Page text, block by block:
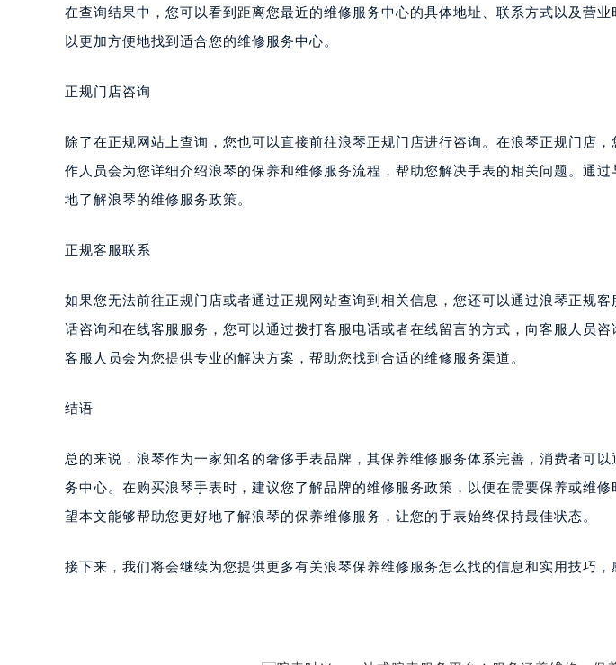
在查询结果中，您可以看到距离您最近的维修服务中心的具体地址、联系方式以及营
以更加方便地找到适合您的维修服务中心。
正规门店咨询
除了在正规网站上查询，您也可以直接前往浪琴正规门店进行咨询。在浪琴正规门店
作人员会为您详细介绍浪琴的保养和维修服务流程，帮助您解决手表的相关问题。通
地了解浪琴的维修服务政策。
正规客服联系
如果您无法前往正规门店或者通过正规网站查询到相关信息，您还可以通过浪琴正规
话咨询和在线客服服务，您可以通过拨打客服电话或者在线留言的方式，向客服人员咨
客服人员会为您提供专业的解决方案，帮助您找到合适的维修服务渠道。
结语
总的来说，浪琴作为一家知名的奢侈手表品牌，其保养维修服务体系完善，消费者可
务中心。在购买浪琴手表时，建议您了解品牌的维修服务政策，以便在需要保养或维
望本文能够帮助您更好地了解浪琴的保养维修服务，让您的手表始终保持最佳状态。
接下来，我们将会继续为您提供更多有关浪琴保养维修服务怎么找的信息和实用技巧，